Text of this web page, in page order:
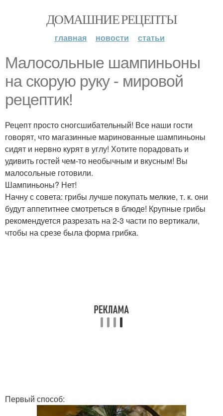
ДОМАШНИЕ РЕЦЕПТЫ
главная новости статьи
Малосольные шампиньоны
на скорую руку - мировой
рецептик!
Рецепт просто сногсшибательный! Все наши гости
говорят, что магазинные маринованные шампиньоны
сидят и нервно курят в углу! Хотите порадовать и
удивить гостей чем-то необычным и вкусным! Вы
малосольные готовили.
Шампиньоны? Нет!
Начну с совета: грибы лучше покупать мелкие, т. к. они
будут аппетитнее смотреться в блюде! Крупные грибы
рекомендуется разрезать на 2-3 части по вертикали,
чтобы на срезе была форма грибка.
Первый способ: